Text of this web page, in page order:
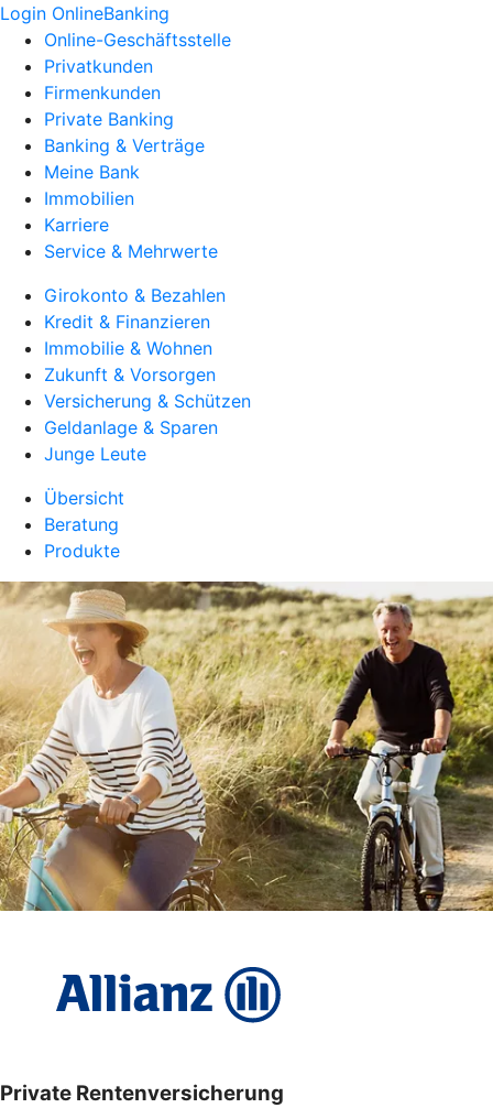
Login OnlineBanking
Online-Geschäftsstelle
Privatkunden
Firmenkunden
Private Banking
Banking & Verträge
Meine Bank
Immobilien
Karriere
Service & Mehrwerte
Girokonto & Bezahlen
Kredit & Finanzieren
Immobilie & Wohnen
Zukunft & Vorsorgen
Versicherung & Schützen
Geldanlage & Sparen
Junge Leute
Übersicht
Beratung
Produkte
Private Rentenversicherung